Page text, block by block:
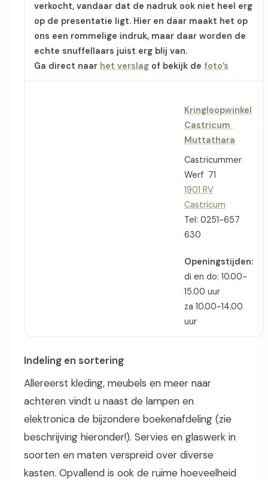
verkocht, vandaar dat de nadruk ook niet heel erg
op de presentatie ligt. Hier en daar maakt het op
ons een rommelige indruk, maar daar worden de
echte snuffellaars juist erg blij van.
Ga direct naar het verslag of bekijk de foto’s
Kringloopwinkel
Castricum
Muttathara
Castricummer
Werf 71
1901 RV
Castricum
Tel: 0251-657
630
Openingstijden:
di en do: 10.00-
15.00 uur
za 10.00-14.00
uur
Indeling en sortering
Allereerst kleding, meubels en meer naar
achteren vindt u naast de lampen en
elektronica de bijzondere boekenafdeling (zie
beschrijving hieronder!). Servies en glaswerk in
soorten en maten verspreid over diverse
kasten. Opvallend is ook de ruime hoeveelheid